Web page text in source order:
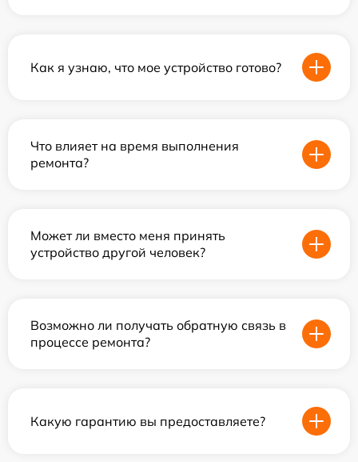
Как я узнаю, что мое устройство готово?
Что влияет на время выполнения
ремонта?
Может ли вместо меня принять
устройство другой человек?
Возможно ли получать обратную связь в
процессе ремонта?
Какую гарантию вы предоставляете?